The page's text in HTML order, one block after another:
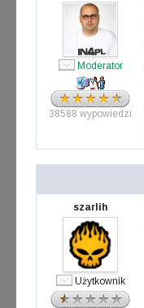
Moderator
38588 wypowiedzi
szarlih
Użytkownik